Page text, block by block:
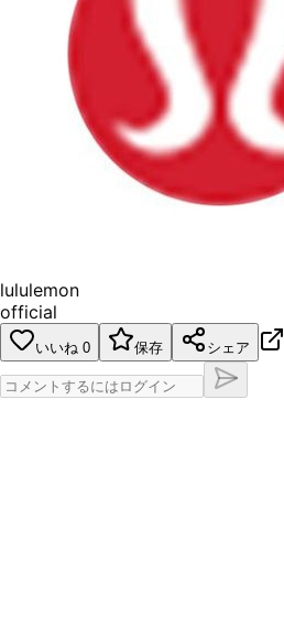
lululemon
official
いいね 0 保存 シェア